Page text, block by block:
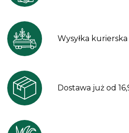
Wysyłka
Dostawa już od